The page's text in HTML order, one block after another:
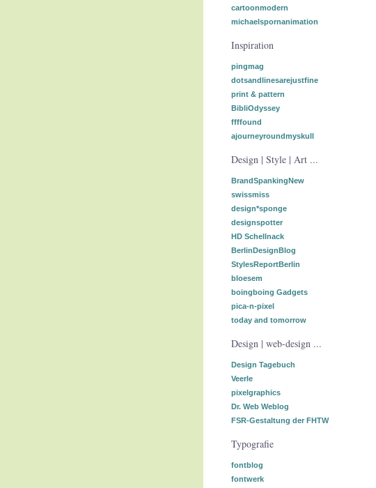
cartoonmodern
michaelspornanimation
Inspiration
pingmag
dotsandlinesarejustfine
print & pattern
BibliOdyssey
ffffound
ajourneyroundmyskull
Design | Style | Art ...
BrandSpankingNew
swissmiss
design*sponge
designspotter
HD Schellnack
BerlinDesignBlog
StylesReportBerlin
bloesem
boingboing Gadgets
pica-n-pixel
today and tomorrow
Design | web-design ...
Design Tagebuch
Veerle
pixelgraphics
Dr. Web Weblog
FSR-Gestaltung der FHTW
Typografie
fontblog
fontwerk